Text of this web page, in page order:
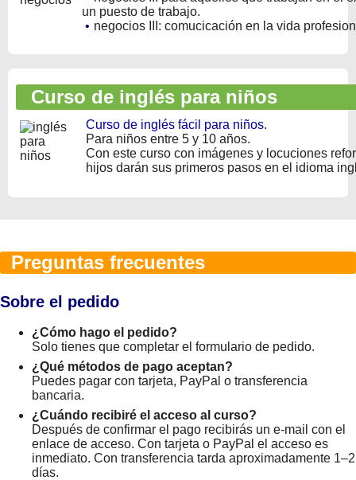
un puesto de trabajo.
• negocios III: comucicación en la vida
Curso de inglés para niños
Curso de inglés fácil para niños.
Para niños entre 5 y 10 años.
Con este curso con imágenes y locuciones
hijos darán sus primeros pasos en el idioma
Preguntas frecuentes
Sobre el pedido
¿Cómo hago el pedido?
Solo tienes que completar el formulario de pedido.
¿Qué métodos de pago aceptan?
Puedes pagar con tarjeta, PayPal o transferencia
bancaria.
¿Cuándo recibiré el acceso al curso?
Después de confirmar el pago recibirás un e-mail con el
enlace de acceso. Con tarjeta o PayPal el acceso es
inmediato. Con transferencia tarda aproximadamente 1–2
días.